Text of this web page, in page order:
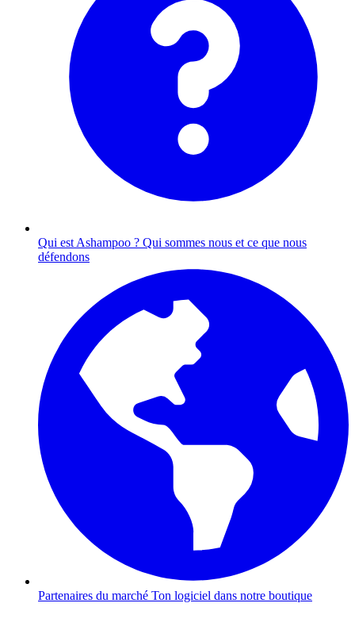
Qui est Ashampoo ? Qui sommes nous et ce que nous
défendons
Partenaires du marché Ton logiciel dans notre boutique